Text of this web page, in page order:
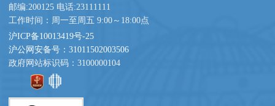
邮编:200125 电话:23111111
工作时间：周一至周五 9:00～18:00点
沪ICP备10013419号-25
沪公网安备号：31011502003506
政府网站标识码：3100000104